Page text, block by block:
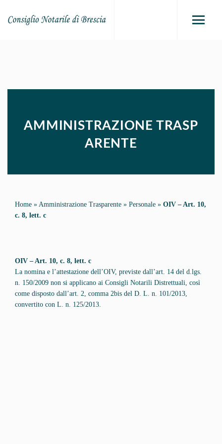
AMMINISTRAZIONE TRASP
ARENTE
Home » Amministrazione Trasparente » Personale » OIV – Art. 10,
c. 8, lett. c
OIV – Art. 10, c. 8, lett. c
La nomina e l’attestazione dell’OIV, previste dall’art. 14 del d.lgs.
n. 150/2009 non si applicano ai Consigli Notarili Distrettuali, così
come disposto dall’art. 2, comma 2bis del D. L. n. 101/2013,
convertito con L. n. 125/2013.